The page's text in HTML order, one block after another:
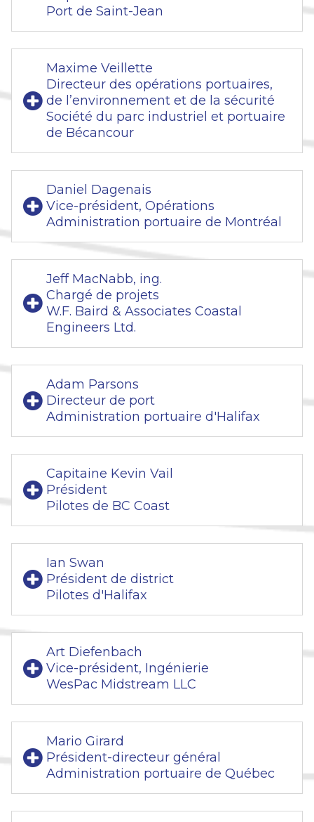
Port de Saint-Jean
Maxime Veillette
Directeur des opérations portuaires,
de l’environnement et de la sécurité
Société du parc industriel et portuaire
de Bécancour
Daniel Dagenais
Vice-président, Opérations
Administration portuaire de Montréal
Jeff MacNabb, ing.
Chargé de projets
W.F. Baird & Associates Coastal
Engineers Ltd.
Adam Parsons
Directeur de port
Administration portuaire d'Halifax
Capitaine Kevin Vail
Président
Pilotes de BC Coast
Ian Swan
Président de district
Pilotes d'Halifax
Art Diefenbach
Vice-président, Ingénierie
WesPac Midstream LLC
Mario Girard
Président-directeur général
Administration portuaire de Québec